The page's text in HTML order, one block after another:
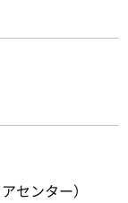
センター）